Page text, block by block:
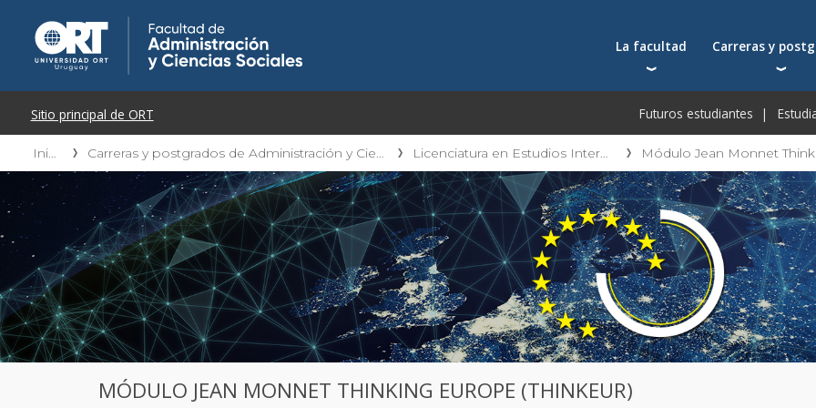
La facultad
Autoridades
Docentes visitantes
Qué nos distingue
Acuerdos y reconocimientos
Investigación
Centros y cátedras
Conferencias en YouTube
Escuela de Negocios
Carreras y
Carreras
Postgrados
Tecnicaturas
Programas
Toda la oferta
Futuros estudiantes
Licenciatura en Estudios Internacionales
MÓDULO JEAN MONNET THINKING EUROPE (THINKEUR)